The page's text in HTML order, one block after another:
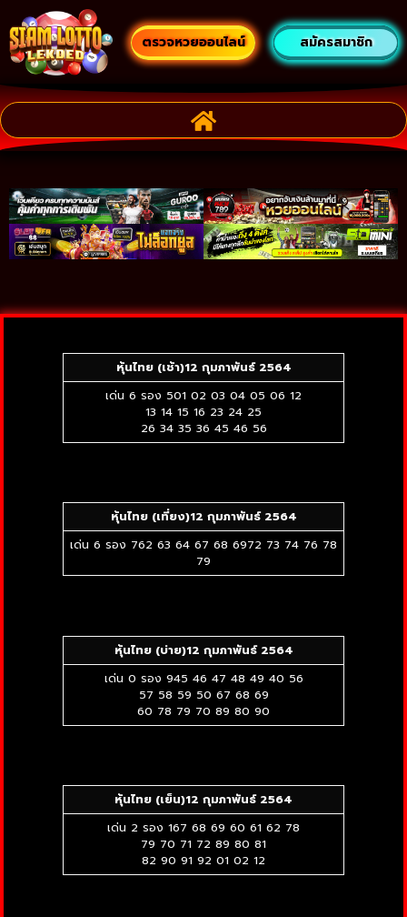
ตรวจหวยออนไลน์ สมัครสมาชิก
หุ้นไทย (เช้า)12 กุมภาพันธ์ 2564
เด่น 6 รอง 501 02 03 04 05 06 12
13 14 15 16 23 24 25
26 34 35 36 45 46 56
หุ้นไทย (เที่ยง)12 กุมภาพันธ์ 2564
เด่น 6 รอง 762 63 64 67 68 6972 73 74 76 78
79
หุ้นไทย (บ่าย)12 กุมภาพันธ์ 2564
เด่น 0 รอง 945 46 47 48 49 40 56
57 58 59 50 67 68 69
60 78 79 70 89 80 90
หุ้นไทย (เย็น)12 กุมภาพันธ์ 2564
เด่น 2 รอง 167 68 69 60 61 62 78
79 70 71 72 89 80 81
82 90 91 92 01 02 12